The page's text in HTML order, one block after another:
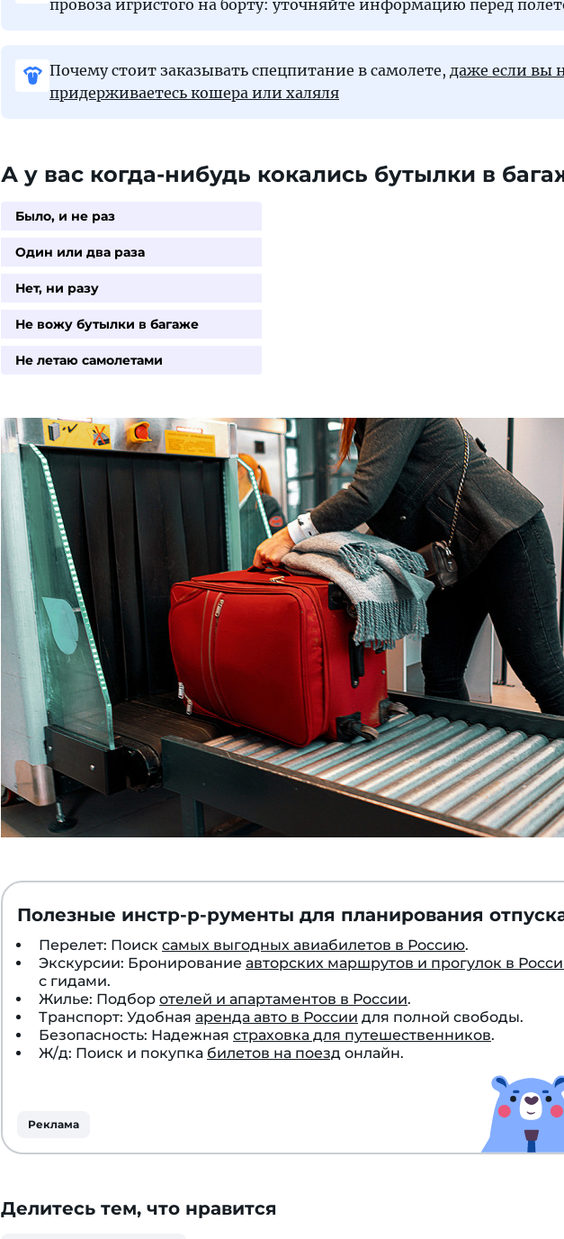
провоза игристого на борту: уточняйте информацию перед
Почему стоит заказывать спецпитание в самолете, даже если вы
придерживаетесь кошера или халяля
А у вас когда-нибудь кокались бутылки в
Было, и не раз
Один или два раза
Нет, ни разу
Не вожу бутылки в багаже
Не летаю самолетами
Полезные инстр-р-рументы для планирования
Перелет: Поиск самых выгодных авиабилетов в Россию.
Экскурсии: Бронирование авторских маршрутов и прогулок в
с гидами.
Жилье: Подбор отелей и апартаментов в России.
Транспорт: Удобная аренда авто в России для полной свободы.
Безопасность: Надежная страховка для путешественников.
Ж/д: Поиск и покупка билетов на поезд онлайн.
Реклама
Делитесь тем, что нравится